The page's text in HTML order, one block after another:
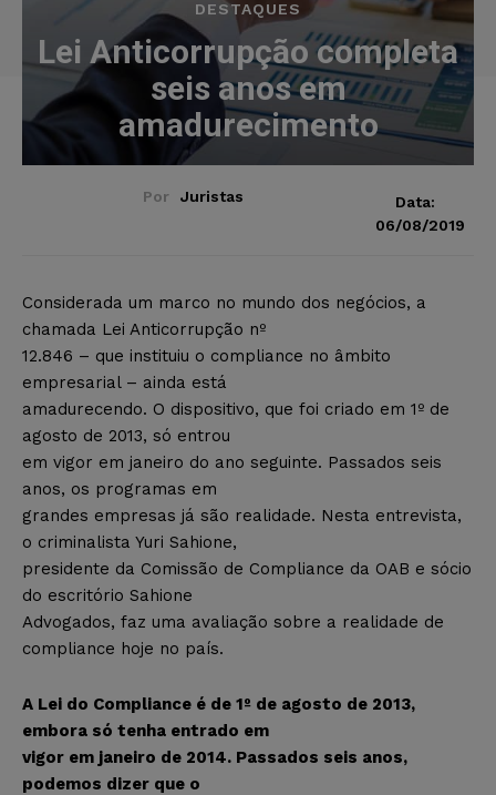
DESTAQUES
Lei Anticorrupção completa
seis anos em
amadurecimento
Por Juristas
Data:
06/08/2019
Considerada um marco no mundo dos negócios, a
chamada Lei Anticorrupção nº
12.846 – que instituiu o compliance no âmbito
empresarial – ainda está
amadurecendo. O dispositivo, que foi criado em 1º de
agosto de 2013, só entrou
em vigor em janeiro do ano seguinte. Passados seis
anos, os programas em
grandes empresas já são realidade. Nesta entrevista,
o criminalista Yuri Sahione,
presidente da Comissão de Compliance da OAB e sócio
do escritório Sahione
Advogados, faz uma avaliação sobre a realidade de
compliance hoje no país.
A Lei do Compliance é de 1º de agosto de 2013,
embora só tenha entrado em
vigor em janeiro de 2014. Passados seis anos,
podemos dizer que o